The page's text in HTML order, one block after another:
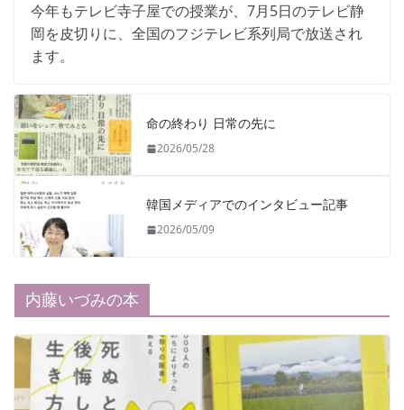
今年もテレビ寺子屋での授業が、7月5日のテレビ静
岡を皮切りに、全国のフジテレビ系列局で放送され
ます。
命の終わり 日常の先に
2026/05/28
韓国メディアでのインタビュー記事
2026/05/09
内藤いづみの本